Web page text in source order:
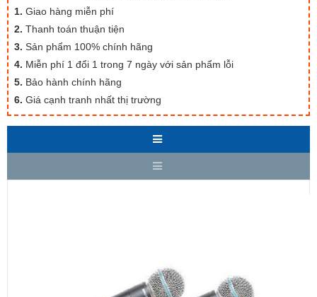
1. Giao hàng miễn phí
2. Thanh toán thuận tiện
3. Sản phẩm 100% chính hãng
4. Miễn phí 1 đổi 1 trong 7 ngày với sản phẩm lỗi
5. Bảo hành chính hãng
6. Giá cạnh tranh nhất thị trường